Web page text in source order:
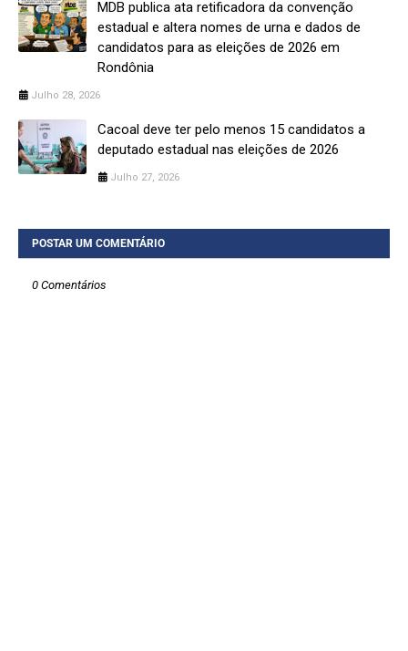
MDB publica ata retificadora da convenção
estadual e altera nomes de urna e dados de
candidatos para as eleições de 2026 em
Rondônia
Julho 28, 2026
Cacoal deve ter pelo menos 15 candidatos a
deputado estadual nas eleições de 2026
Julho 27, 2026
POSTAR UM COMENTÁRIO
0 Comentários